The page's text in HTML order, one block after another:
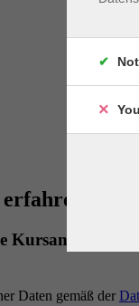
Als
Daten gemäß der